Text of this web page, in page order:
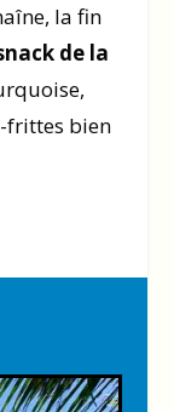
la fin
de la
frittes bien